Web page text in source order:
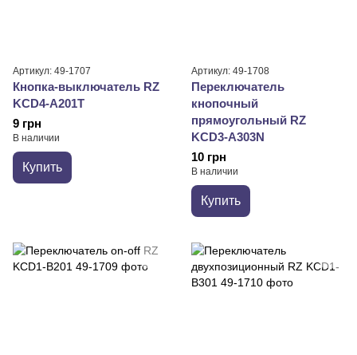
Артикул: 49-1707
Кнопка-выключатель RZ
KCD4-A201T
9 грн
В наличии
Купить
Артикул: 49-1708
Переключатель
кнопочный
прямоугольный RZ
KCD3-A303N
10 грн
В наличии
Купить